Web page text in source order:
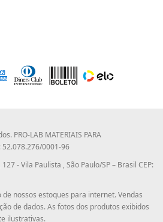
PRO-LAB MATERIAIS PARA
52.078.276/0001-96
- Vila Paulista , São Paulo/SP – Brasil CEP:
nossos estoques para internet. Vendas
de dados. As fotos dos produtos exibidos
ilustrativas.